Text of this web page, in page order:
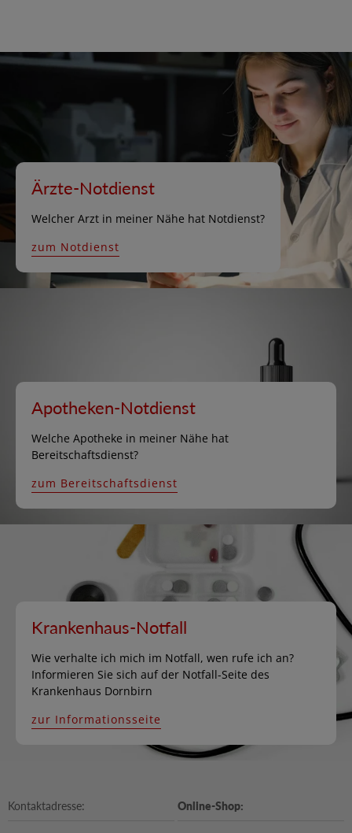
Ärzte-Notdienst
Welcher Arzt in meiner Nähe hat Notdienst?
zum Notdienst
Apotheken-Notdienst
Welche Apotheke in meiner Nähe hat
Bereitschaftsdienst?
zum Bereitschaftsdienst
Krankenhaus-Notfall
Wie verhalte ich mich im Notfall, wen rufe ich an?
Informieren Sie sich auf der Notfall-Seite des
Krankenhaus Dornbirn
zur Informationsseite
Kontaktadresse: Online-Shop: